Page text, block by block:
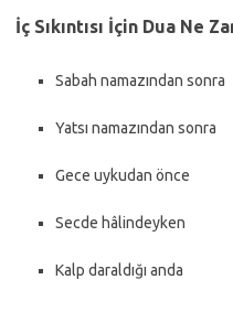
İç Sıkıntısı İçin Dua Ne
Sabah namazından sonra
Yatsı namazından sonra
Gece uykudan önce
Secde hâlindeyken
Kalp daraldığı anda